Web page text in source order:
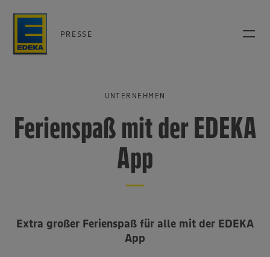
PRESSE
UNTERNEHMEN
Ferienspaß mit der EDEKA
App
Extra großer Ferienspaß für alle mit der EDEKA
App